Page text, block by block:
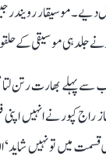
دیے۔ موسیقار رویندر
نے جلد ہی موسیقی کے
پہلے بھارت رتن لتا
راج کپور نے انہیں
قسمت میں تو نہیں